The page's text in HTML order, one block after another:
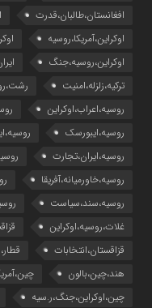
افغانستان،طالبان،قدرت
اوکراین،آمریکا،روسیه
اوکراین،روسیه،جنگ
ترکیه،زلزله،امنیت
روسیه،اعراب،اوکراین
روسیه،ایبورسک
روسیه،ایران،تجارت
روسیه،خاورمیانه،آفریقا
روسیه،سند،سیاست
غلات،روسیه،اوکراین
قزاقستان،انتخابات
هند،چین،بالون
چین،اوکراین،جنگ،ر.سیه